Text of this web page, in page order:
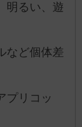
明るい、遊
など個体差
プリコッ